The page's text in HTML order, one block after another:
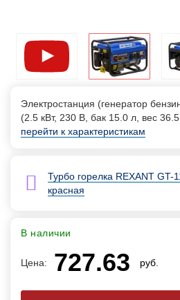
Электростанция (генератор
(2.5 кВт, 230 В, бак 15.0 л, вес 36.5
перейти к характеристикам
Турбо горелка REXANT GT-
красная
В наличии
Цена: 727.63 руб.